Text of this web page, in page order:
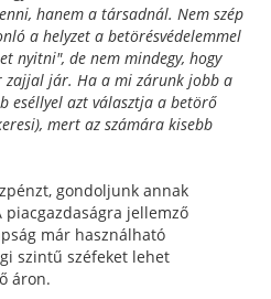
hanem a társadnál. Nem szép
a helyzet a betörésvédelemmel
nyitni", de nem mindegy, hogy
zajjal jár. Ha a mi zárunk jobb a
eséllyel azt választja a betörő
mert az számára kisebb
gondoljunk annak
jellemző
már használható
szintű széfeket lehet
áron.